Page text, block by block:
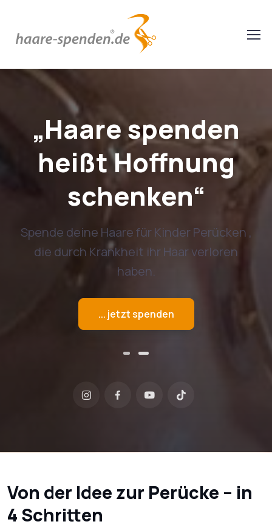
„Ein Zopf kann
mehr verändern
als du denkst“
Du schenkst ein Lächeln. Du gibst ein
Stück Normalität zurück.
Von der Idee zur Perücke – in
4 Schritten